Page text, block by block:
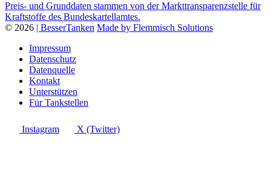
Preis- und Grunddaten stammen von der Markttransparenzstelle für
Kraftstoffe des Bundeskartellamtes.
© 2026 | BesserTanken Made by Flemmisch Solutions
Impressum
Datenschutz
Datenquelle
Kontakt
Unterstützen
Für Tankstellen
Instagram X (Twitter)